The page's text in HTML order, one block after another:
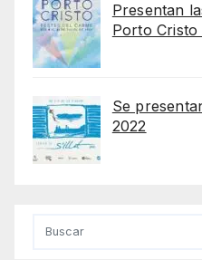
Presentan
Porto Cristo
Se
2022